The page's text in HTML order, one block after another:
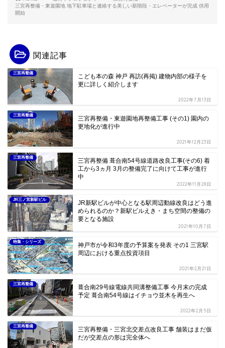
三宮再整備・東遊園地 地下駐車場と連絡する美しい新階段・エレベーターが完成 供用
開始
関連記事
三宮再整備
こども本の森 神戸 再訪(再掲) 建物内部の様子を
更に詳しく紹介します
2022年7月13日
三宮再整備
三宮再整備・東遊園地再整備工事 (その1) 園内の
更地化が進行中
2021年12月23日
三宮再整備
三宮再整備 葺合南54号線道路改良工事(その6) 着
工から3ヵ月 3月の整備完了に向けて工事が進行
中
2022年11月28日
JR三ノ宮新駅ビル
JR新駅ビルが中心となる駅周辺動線改良はどう進
められるのか？新駅ビルえき・まち空間の整備の
要となる施設
2021年10月7日
特集・シリーズ
神戸市が令和3年度の予算案を発表 その1 三宮駅
周辺における重点投資項目
2021年2月21日
三宮再整備
葺合南29号線電線共同溝整備工事 今月末の完成
予定 葺合南54号線はイチョウ並木を再生へ
2022年2月5日
三宮再整備
三宮再整備・三宮北交差点改良工事 舗装はまだ仮
だが交差点の形は完全体へ